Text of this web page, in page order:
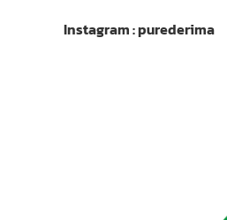
Instagram : purederima